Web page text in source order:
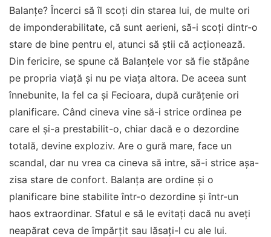
Balanțe? Încerci să îl scoți din starea lui, de multe ori
de imponderabilitate, că sunt aerieni, să-i scoți dintr-o
stare de bine pentru el, atunci să știi că acționează.
Din fericire, se spune că Balanțele vor să fie stăpâne
pe propria viață și nu pe viața altora. De aceea sunt
înnebunite, la fel ca și Fecioara, după curățenie ori
planificare. Când cineva vine să-i strice ordinea pe
care el și-a prestabilit-o, chiar dacă e o dezordine
totală, devine exploziv. Are o gură mare, face un
scandal, dar nu vrea ca cineva să intre, să-i strice așa-
zisa stare de confort. Balanţa are ordine și o
planificare bine stabilite într-o dezordine și într-un
haos extraordinar. Sfatul e să le evitați dacă nu aveți
neapărat ceva de împărțit sau lăsați-l cu ale lui.